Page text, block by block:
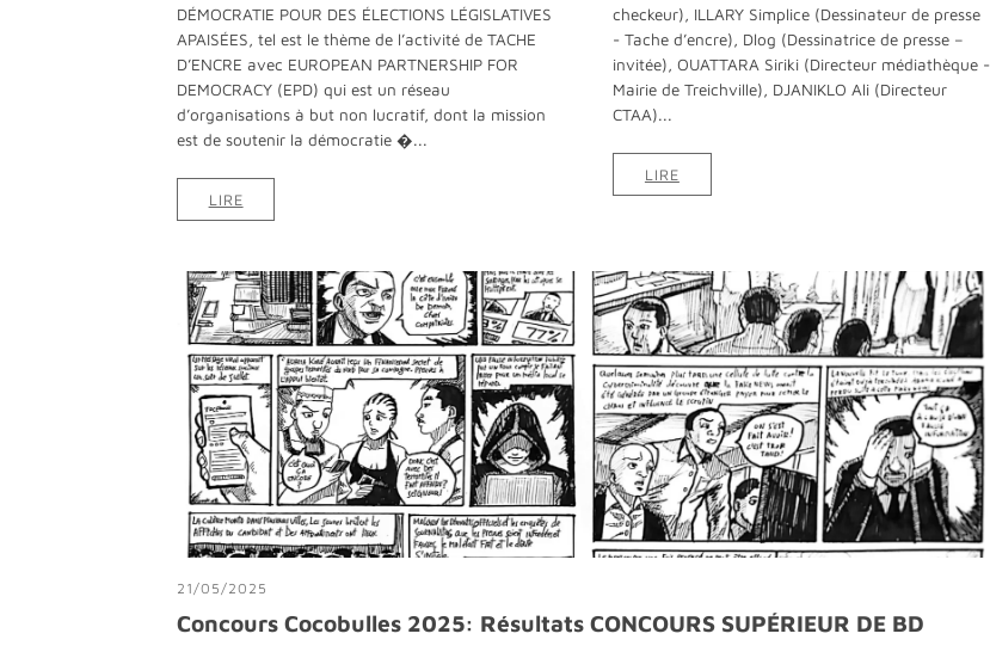
DÉMOCRATIE POUR DES ÉLECTIONS LÉGISLATIVES
APAISÉES, tel est le thème de l’activité de TACHE
D’ENCRE avec EUROPEAN PARTNERSHIP FOR
DEMOCRACY (EPD) qui est un réseau
d’organisations à but non lucratif, dont la mission
est de soutenir la démocratie �...
LIRE
checkeur), ILLARY Simplice (Dessinateur de presse
- Tache d’encre), Dlog (Dessinatrice de presse –
invitée), OUATTARA Siriki (Directeur médiathèque -
Mairie de Treichville), DJANIKLO Ali (Directeur
CTAA)...
LIRE
21/05/2025
Concours Cocobulles 2025: Résultats CONCOURS SUPÉRIEUR DE BD